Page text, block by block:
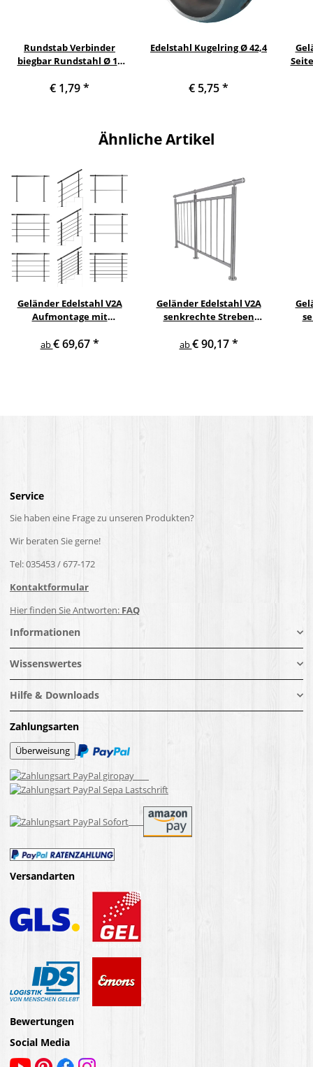
Rundstab Verbinder
biegbar Rundstahl Ø 10
€ 1,79*
Edelstahl Kugelring Ø 42,4
€ 5,75*
Ähnliche Artikel
Geländer Edelstahl V2A
Aufmontage mit
Querstreben
ab€ 69,67*
Geländer Edelstahl V2A
senkrechte Streben
ab€ 90,17*
Service
Sie haben eine Frage zu unseren Produkten?
Wir beraten Sie gerne!
Tel: 035453 / 677-172
Kontaktformular
Hier finden Sie Antworten: FAQ
Informationen
Wissenswertes
Hilfe & Downloads
Zahlungsarten
Versandarten
Bewertungen
Social Media